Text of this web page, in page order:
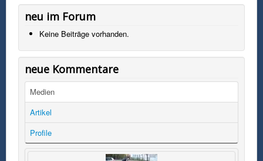
neu im Forum
Keine Beiträge vorhanden.
neue Kommentare
Medien
Artikel
Profile